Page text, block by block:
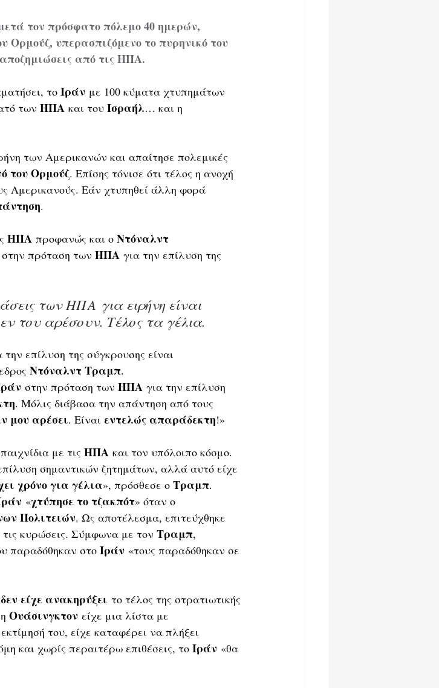
τον πρόσφατο πόλεμο 40 ημερών,
Ορμούζ, υπερασπιζόμενο το πυρηνικό του
από τις ΗΠΑ.
το Ιράν με 100 κύματα χτυπημάτων
των ΗΠΑ και του Ισραήλ… και η
των Αμερικανών και απαίτησε πολεμικές
του Ορμούζ. Επίσης τόνισε ότι τέλος η ανοχή
Αμερικανούς. Εάν χτυπηθεί άλλη φορά
.
ΗΠΑ προφανώς και ο Ντόναλντ
στην πρόταση των ΗΠΑ για την επίλυση της
των ΗΠΑ για ειρήνη είναι
του αρέσουν. Τέλος τα γέλια.
επίλυση της σύγκρουσης είναι
Ντόναλντ Τραμπ.
στην πρόταση των ΗΠΑ για την επίλυση
. Μόλις διάβασα την απάντηση από τους
μου αρέσει. Είναι εντελώς απαράδεκτη!»
με τις ΗΠΑ και τον υπόλοιπο κόσμο.
σημαντικών ζητημάτων, αλλά αυτό είχε
χρόνο για γέλια», πρόσθεσε ο Τραμπ.
«χτύπησε το τζακπότ» όταν ο
Πολιτειών. Ως αποτέλεσμα, επιτεύχθηκε
κυρώσεις. Σύμφωνα με τον Τραμπ,
παραδόθηκαν στο Ιράν «τους παραδόθηκαν σε
δεν είχε ανακηρύξει το τέλος της στρατιωτικής
Ουάσινγκτον είχε μια λίστα με
του, είχε καταφέρει να πλήξει
και χωρίς περαιτέρω επιθέσεις, το Ιράν «θα